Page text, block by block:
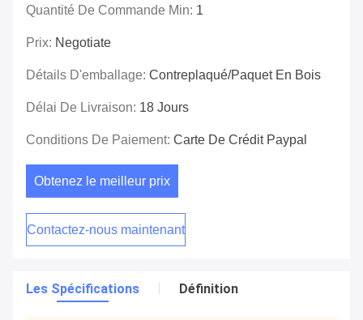
Quantité De Commande Min: 1
Prix: Negotiate
Détails D'emballage: Contreplaqué/paquet En Bois
Délai De Livraison: 18 Jours
Conditions De Paiement: Carte De Crédit Paypal
Obtenez le meilleur prix
Contactez-nous maintenant
Les Spécifications Définition